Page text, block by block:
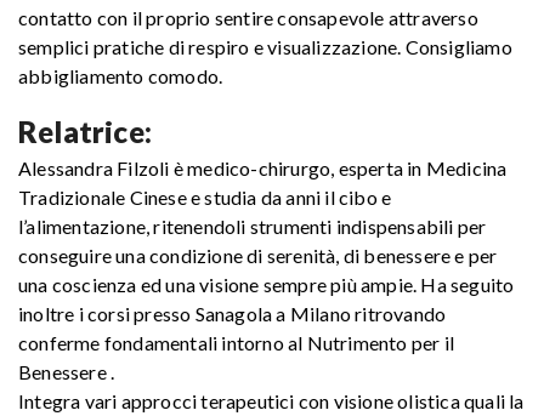
contatto con il proprio sentire consapevole attraverso
semplici pratiche di respiro e visualizzazione. Consigliamo
abbigliamento comodo.
Relatrice:
Alessandra Filzoli è medico-chirurgo, esperta in Medicina
Tradizionale Cinese e studia da anni il cibo e
l’alimentazione, ritenendoli strumenti indispensabili per
conseguire una condizione di serenità, di benessere e per
una coscienza ed una visione sempre più ampie. Ha seguito
inoltre i corsi presso Sanagola a Milano ritrovando
conferme fondamentali intorno al Nutrimento per il
Benessere .
Integra vari approcci terapeutici con visione olistica quali la